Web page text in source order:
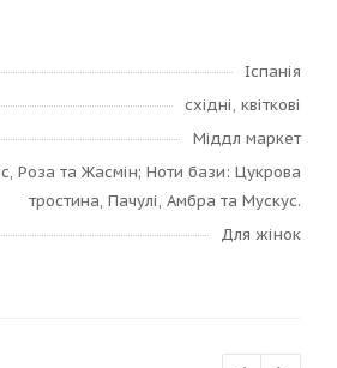
Іспанія
східні, квіткові
Міддл маркет
Роза та Жасмін; Ноти бази: Цукрова
тростина, Пачулі, Амбра та Мускус.
Для жінок